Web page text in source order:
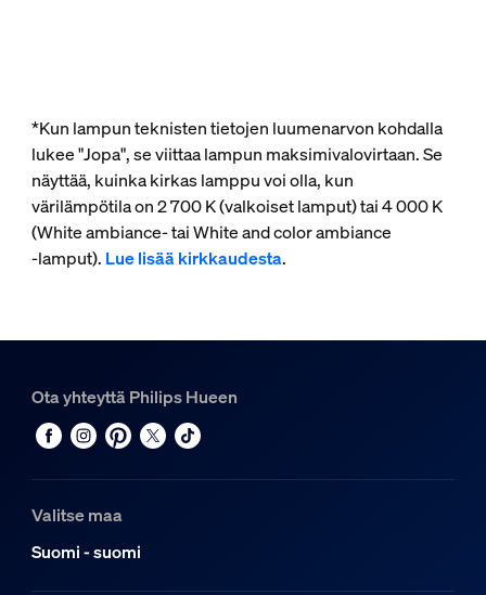
*Kun lampun teknisten tietojen luumenarvon kohdalla
lukee "Jopa", se viittaa lampun maksimivalovirtaan. Se
näyttää, kuinka kirkas lamppu voi olla, kun
värilämpötila on 2 700 K (valkoiset lamput) tai 4 000 K
(White ambiance- tai White and color ambiance
‑lamput). Lue lisää kirkkaudesta.
Ota yhteyttä Philips Hueen
Valitse maa
Suomi - suomi